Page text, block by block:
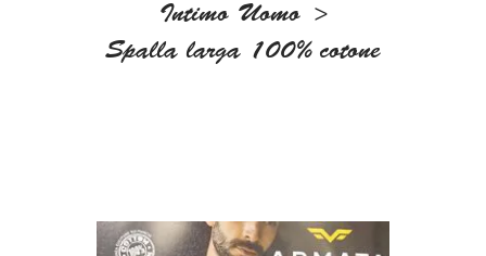
Intimo Uomo >
Spalla larga 100% cotone